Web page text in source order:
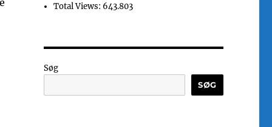
Total Views: 643.803
Søg
SØG